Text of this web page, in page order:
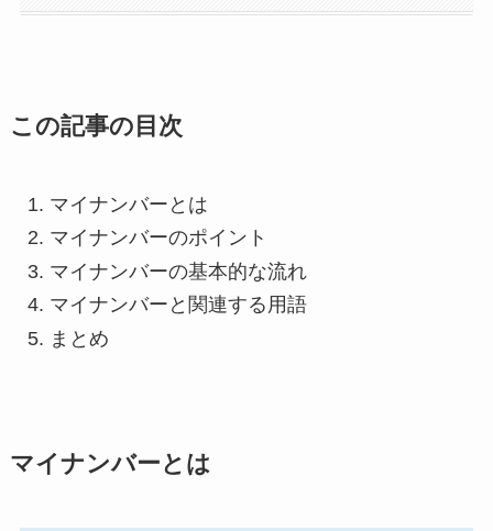
この記事の目次
マイナンバーとは
マイナンバーのポイント
マイナンバーの基本的な流れ
マイナンバーと関連する用語
まとめ
マイナンバーとは